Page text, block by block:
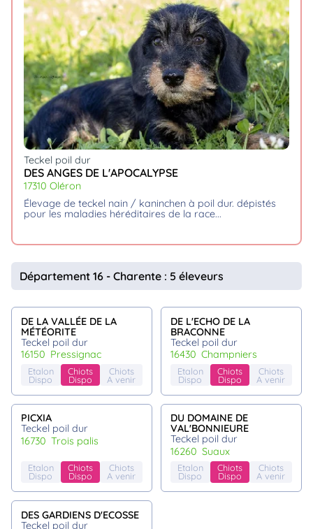
Teckel poil dur
DES ANGES DE L'APOCALYPSE
17310 Oléron
élevage de teckel nain / kaninchen à poil dur. dépistés
pour les maladies héréditaires de la race.
Département 16 - Charente : 5 éleveurs
DE LA VALLÉE DE LA
MÉTÉORITE
Teckel poil dur
16150
pressignac
Etalon
Dispo
Chiots
Dispo
Chiots
A venir
DE L'ECHO DE LA
BRACONNE
Teckel poil dur
16430
champniers
Etalon
Dispo
Chiots
Dispo
Chiots
A venir
PICXIA
Teckel poil dur
16730
trois palis
Etalon
Dispo
Chiots
Dispo
Chiots
A venir
DU DOMAINE DE
VAL'BONNIEURE
Teckel poil dur
16260
suaux
Etalon
Dispo
Chiots
Dispo
Chiots
A venir
DES GARDIENS D'ECOSSE
Teckel poil dur